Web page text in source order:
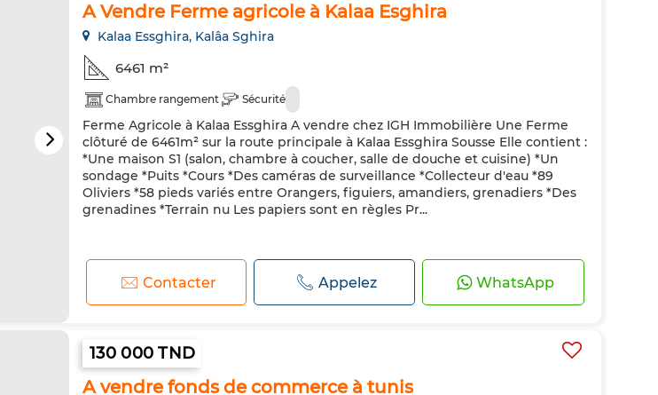
A Vendre Ferme agricole à Kalaa Esghira
Kalaa Essghira, Kalâa Sghira
6461 m²
Chambre rangement Sécurité
Ferme Agricole à Kalaa Essghira A vendre chez IGH Immobilière Une Ferme
clôturé de 6461m² sur la route principale à Kalaa Essghira Sousse Elle contient :
*Une maison S1 (salon, chambre à coucher, salle de douche et cuisine) *Un
sondage *Puits *Cours *Des caméras de surveillance *Collecteur d'eau *89
Oliviers *58 pieds variés entre Orangers, figuiers, amandiers, grenadiers *Des
grenadines *Terrain nu Les papiers sont en règles Pr...
Contacter Appelez WhatsApp
130 000 TND
A vendre fonds de commerce à tunis